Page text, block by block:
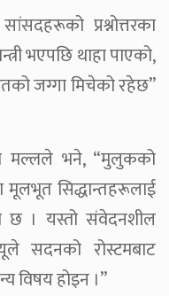
प्रश्नोत्तरका
भएपछि थाहा पाएको,
जग्गा मिचेको रहेछ”
मल्लले भने, “मुलुकको
मूलभूत सिद्धान्तहरूलाई
छ । यस्तो संवेदनशील
सदनको रोस्टमबाट
विषय होइन ।”